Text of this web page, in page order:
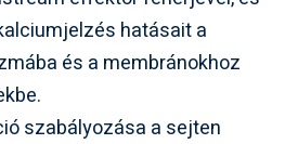
hatásait a
és a membránokhoz
szabályozása a sejten